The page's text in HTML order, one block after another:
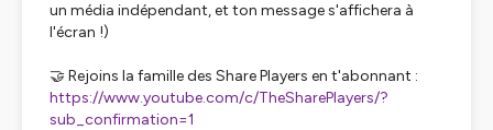
un média indépendant, et ton message s'affichera à
l'écran !)
🤝 Rejoins la famille des Share Players en t'abonnant :
https://www.youtube.com/c/TheSharePlayers/?
sub_confirmation=1